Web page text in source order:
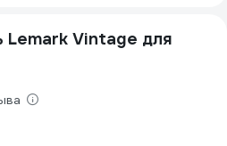
Vintage для